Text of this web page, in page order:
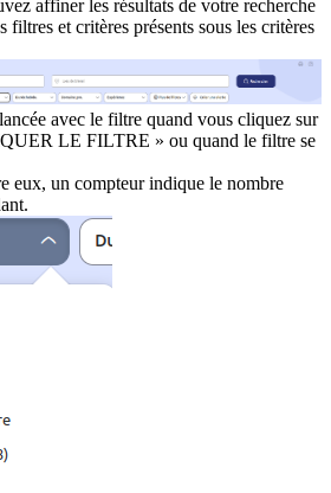
affiner les résultats de votre recherche
filtres et critères présents sous les critères
avec le filtre quand vous cliquez sur
LE FILTRE » ou quand le filtre se
eux, un compteur indique le nombre